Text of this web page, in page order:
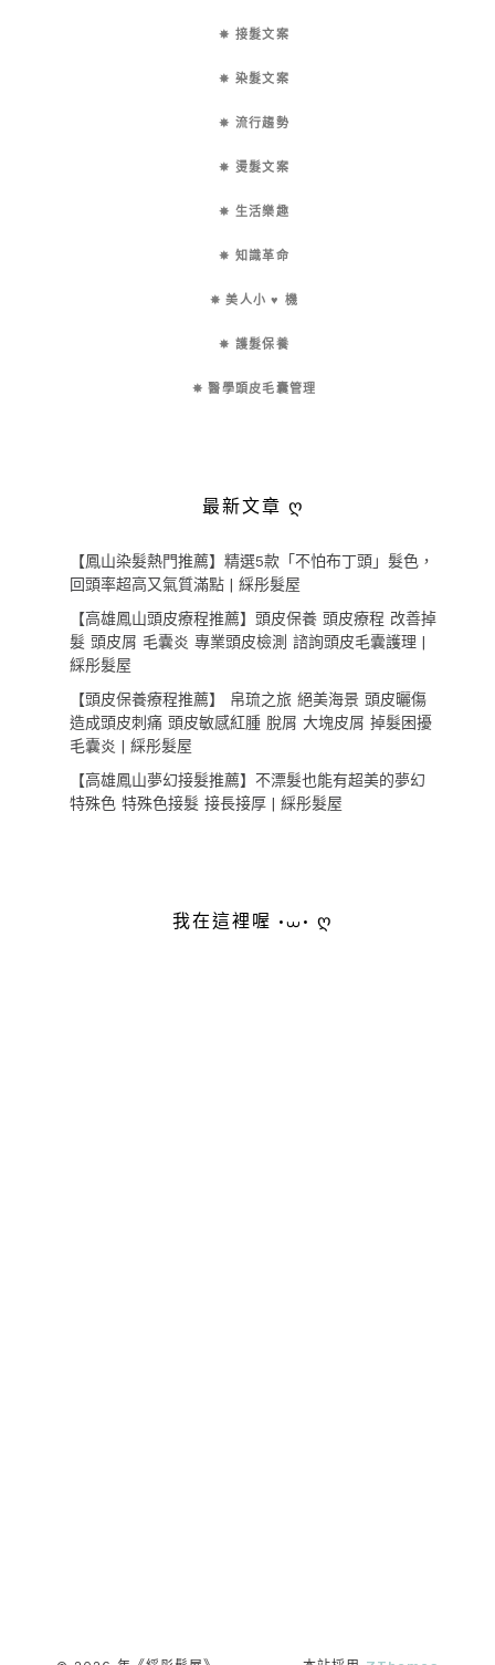
✵ 接髮文案
✵ 染髮文案
✵ 流行趨勢
✵ 燙髮文案
✵ 生活樂趣
✵ 知識革命
✵ 美人小 ♥ 機
✵ 護髮保養
✵ 醫學頭皮毛囊管理
最新文章 ღ
【鳳山染髮熱門推薦】精選5款「不怕布丁頭」髮色，
回頭率超高又氣質滿點 | 綵彤髮屋
【高雄鳳山頭皮療程推薦】頭皮保養 頭皮療程 改善掉
髮 頭皮屑 毛囊炎 專業頭皮檢測 諮詢頭皮毛囊護理 |
綵彤髮屋
【頭皮保養療程推薦】 帛琉之旅 絕美海景 頭皮曬傷
造成頭皮刺痛 頭皮敏感紅腫 脫屑 大塊皮屑 掉髮困擾
毛囊炎 | 綵彤髮屋
【高雄鳳山夢幻接髮推薦】不漂髮也能有超美的夢幻
特殊色 特殊色接髮 接長接厚 | 綵彤髮屋
我在這裡喔 •⩊• ღ